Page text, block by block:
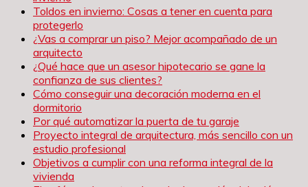
Toldos en invierno: Cosas a tener en cuenta para
protegerlo
¿Vas a comprar un piso? Mejor acompañado de un
arquitecto
¿Qué hace que un asesor hipotecario se gane la
confianza de sus clientes?
Cómo conseguir una decoración moderna en el
dormitorio
Por qué automatizar la puerta de tu garaje
Proyecto integral de arquitectura, más sencillo con un
estudio profesional
Objetivos a cumplir con una reforma integral de la
vivienda